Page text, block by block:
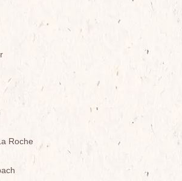
Roche